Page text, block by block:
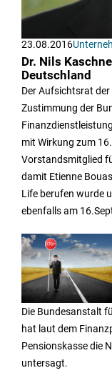
23.08.2016
Dr. Nils
Deutschland
Der Aufsichtsrat
Zustimmung der
mit Wirkung zum
Vorstandsmitglied
damit Etienne
Life berufen wurde
ebenfalls am
Die Bundesanstalt
hat laut dem
Pensionskasse die
untersagt.